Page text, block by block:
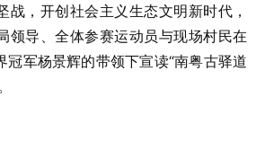
战，开创社会主义生态文明新时代，
领导、全体参赛运动员与现场村民在
冠军杨景辉的带领下宣读“南粤古驿道